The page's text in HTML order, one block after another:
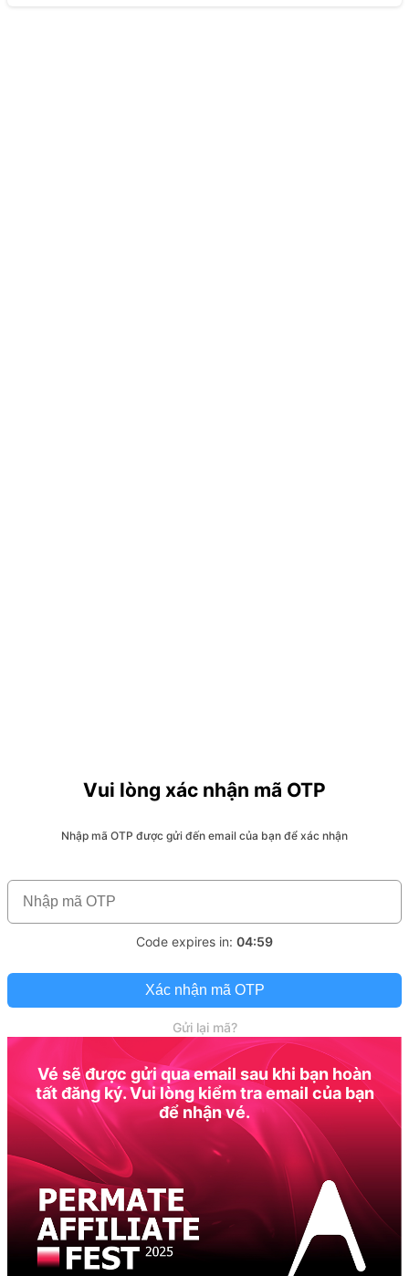
Vui lòng xác nhận mã OTP
Nhập mã OTP được gửi đến email của bạn để xác nhận
Code expires in: 04:59
Xác nhận mã OTP
Gửi lại mã?
Vé sẽ được gửi qua email sau khi bạn hoàn
tất đăng ký. Vui lòng kiểm tra email của bạn
để nhận vé.